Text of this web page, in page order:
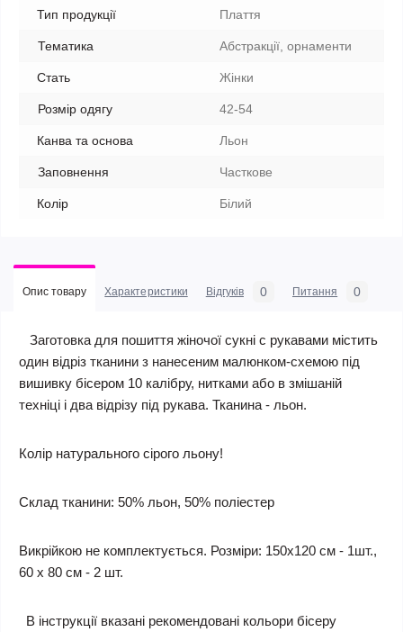
Тип продукції Плаття
Тематика Абстракції, орнаменти
Стать Жінки
Розмір одягу 42-54
Канва та основа Льон
Заповнення Часткове
Колір Білий
Опис товару Характеристики Відгуків 0 Питання 0
Заготовка для пошиття жіночої сукні c рукавами містить
один відріз тканини з нанесеним малюнком-схемою під
вишивку бісером 10 калібру, нитками або в змішаній
техніці і два відрізу під рукава. Тканина - льон.
Колір натурального сірого льону!
Склад тканини: 50% льон, 50% поліестер
Викрійкою не комплектується. Розміри: 150х120 см - 1шт.,
60 х 80 см - 2 шт.
В інструкції вказані рекомендовані кольори бісеру